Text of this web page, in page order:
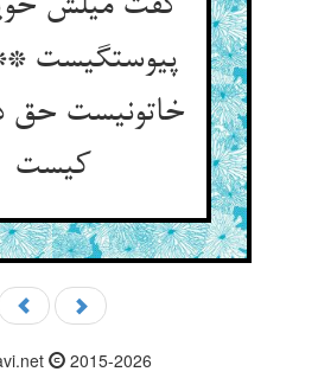
پیوستگیست
خاتونیست حق
کیست
2015-2026